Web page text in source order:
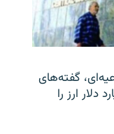
گفته‌های
درباره گم شدن ۹ میلیارد دلار ارز را